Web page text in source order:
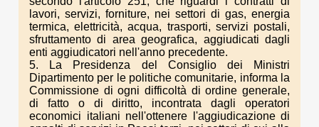
lavori, servizi, forniture, nei settori di gas, energia
termica, elettricità, acqua, trasporti, servizi postali,
sfruttamento di area geografica, aggiudicati dagli
enti aggiudicatori nell'anno precedente.
5. La Presidenza del Consiglio dei Ministri
Dipartimento per le politiche comunitarie, informa la
Commissione di ogni difficoltà di ordine generale,
di fatto o di diritto, incontrata dagli operatori
economici italiani nell'ottenere l'aggiudicazione di